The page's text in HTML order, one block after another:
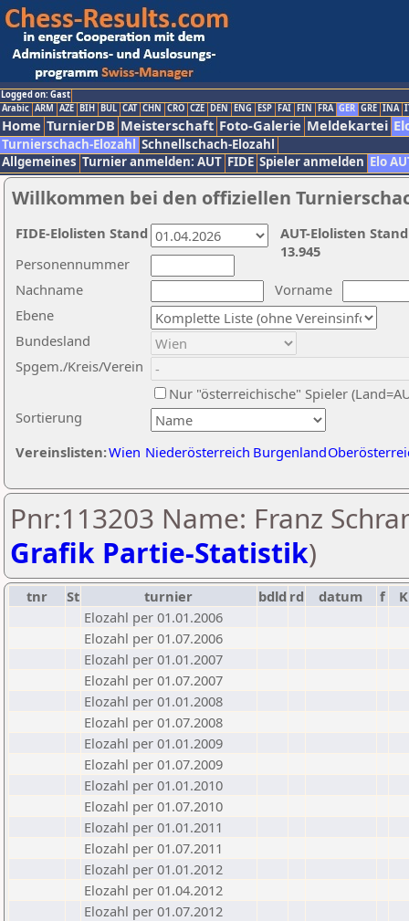
Logged on: Gast
Arabic ARM AZE BIH BUL CAT CHN CRO CZE DEN ENG ESP FAI FIN FRA GER GRE INA
Home TurnierDB Meisterschaft Foto-Galerie Meldekartei
Turnierschach-Elozahl Schnellschach-Elozahl
Allgemeines Turnier anmelden: AUT FIDE Spieler anmelden Elo
Willkommen bei den offiziellen
Nachname
Vorname
Ebene
Sortierung
Personennummer
Bundesland
Spgem./Kreis/Verein
Nur "österreichische" Spieler
Vereinslisten:Wien Niederösterreich Burgenland
AUT-Elolisten
13.945
FIDE-Elolisten Stand
Pnr:113203 Name: Franz
Grafik Partie-Statistik)
tnr St turnier bdld rd datum f
K
Elozahl per 01.01.2006
Elozahl per 01.07.2006
Elozahl per 01.01.2007
Elozahl per 01.07.2007
Elozahl per 01.01.2008
Elozahl per 01.07.2008
Elozahl per 01.01.2009
Elozahl per 01.07.2009
Elozahl per 01.01.2010
Elozahl per 01.07.2010
Elozahl per 01.01.2011
Elozahl per 01.07.2011
Elozahl per 01.01.2012
Elozahl per 01.04.2012
Elozahl per 01.07.2012